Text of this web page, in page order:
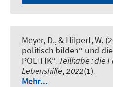
Meyer, D., & Hilpert, W.
politisch bilden“ und
POLITIK“. Teilhabe : die
Lebenshilfe,2022(1).
Mehr...